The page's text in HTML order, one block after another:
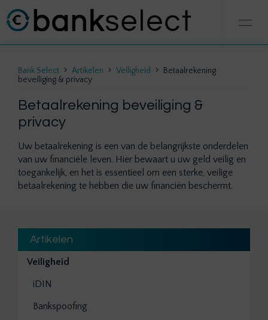
Bank Select Artikelen Veiligheid
Betaalrekening
beveiliging & privacy
Betaalrekening beveiliging &
privacy
Uw betaalrekening is een van de belangrijkste onderdelen
van uw financiële leven. Hier bewaart u uw geld veilig en
toegankelijk, en het is essentieel om een sterke, veilige
betaalrekening te hebben die uw financiën beschermt.
Artikelen
Veiligheid
iDIN
Bankspoofing